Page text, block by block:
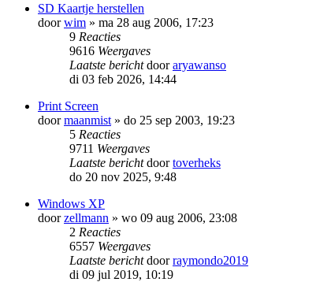
SD Kaartje herstellen
doorwim » ma 28 aug 2006, 17:23
9 Reacties
9616 Weergaves
Laatste berichtdooraryawanso
di 03 feb 2026, 14:44
Print Screen
doormaanmist » do 25 sep 2003, 19:23
5 Reacties
9711 Weergaves
Laatste berichtdoortoverheks
do 20 nov 2025, 9:48
Windows XP
doorzellmann » wo 09 aug 2006, 23:08
2 Reacties
6557 Weergaves
Laatste berichtdoorraymondo2019
di 09 jul 2019, 10:19